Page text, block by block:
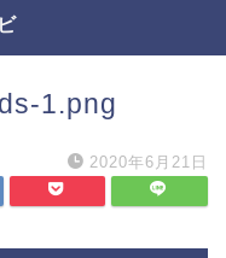
1.png
2020年6月21日